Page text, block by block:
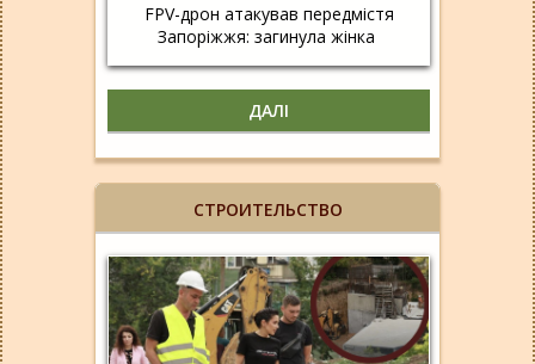
FPV-дрон атакував передмістя
Запоріжжя: загинула жінка
ДАЛІ
СТРОИТЕЛЬСТВО